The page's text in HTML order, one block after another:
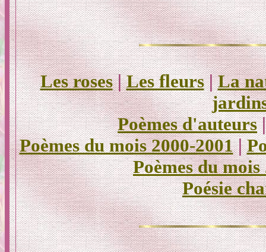
Les roses|Les fleurs|La
Poèmes d'auteurs
Poèmes du mois 2000-2001|
Poèmes du
Poésie